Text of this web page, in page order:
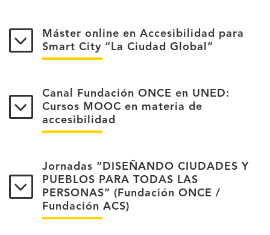
Máster online en Accesibilidad para
Smart City “La Ciudad Global”
Canal Fundación ONCE en UNED:
Cursos MOOC en materia de
accesibilidad
Jornadas “DISEÑANDO CIUDADES Y
PUEBLOS PARA TODAS LAS
PERSONAS” (Fundación ONCE /
Fundación ACS)